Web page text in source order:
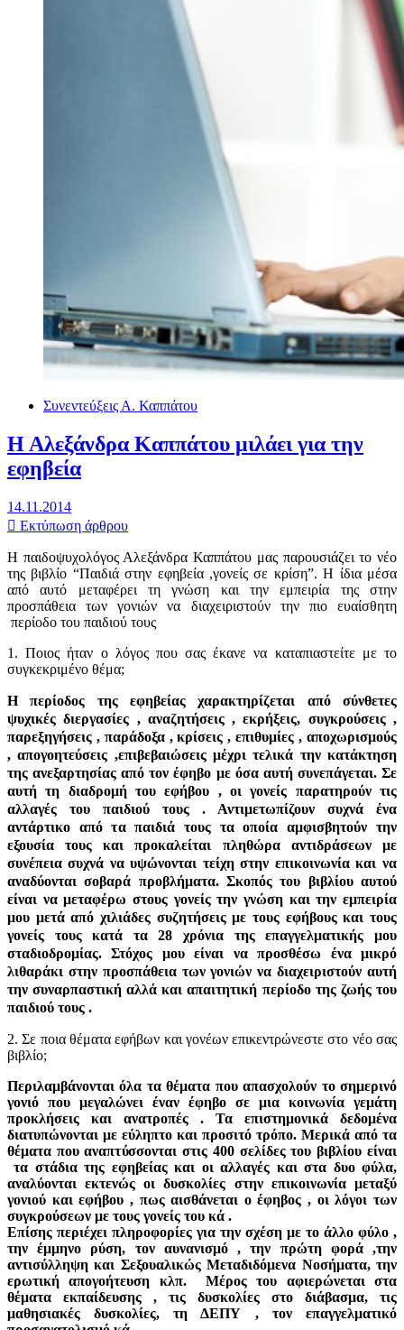
Συνεντεύξεις Α. Καππάτου
Η Αλεξάνδρα Καππάτου μιλάει για την
εφηβεία
14.11.2014
Εκτύπωση άρθρου
H παιδοψυχολόγος Αλεξάνδρα Καππάτου μας παρουσιάζει το νέο
της βιβλίο “Παιδιά στην εφηβεία ,γονείς σε κρίση”. Η ίδια μέσα
από αυτό μεταφέρει τη γνώση και την εμπειρία της στην
προσπάθεια των γονιών να διαχειριστούν την πιο ευαίσθητη
περίοδο του παιδιού τους
1. Ποιος ήταν ο λόγος που σας έκανε να καταπιαστείτε με το
συγκεκριμένο θέμα;
Η περίοδος της εφηβείας χαρακτηρίζεται από σύνθετες
ψυχικές διεργασίες , αναζητήσεις , εκρήξεις, συγκρούσεις ,
παρεξηγήσεις , παράδοξα , κρίσεις , επιθυμίες , αποχωρισμούς
, απογοητεύσεις ,επιβεβαιώσεις μέχρι τελικά την κατάκτηση
της ανεξαρτησίας από τον έφηβο με όσα αυτή συνεπάγεται. Σε
αυτή τη διαδρομή του εφήβου , οι γονείς παρατηρούν τις
αλλαγές του παιδιού τους . Αντιμετωπίζουν συχνά ένα
αντάρτικο από τα παιδιά τους τα οποία αμφισβητούν την
εξουσία τους και προκαλείται πληθώρα αντιδράσεων με
συνέπεια συχνά να υψώνονται τείχη στην επικοινωνία και να
αναδύονται σοβαρά προβλήματα. Σκοπός του βιβλίου αυτού
είναι να μεταφέρω στους γονείς την γνώση και την εμπειρία
μου μετά από χιλιάδες συζητήσεις με τους εφήβους και τους
γονείς τους κατά τα 28 χρόνια της επαγγελματικής μου
σταδιοδρομίας. Στόχος μου είναι να προσθέσω ένα μικρό
λιθαράκι στην προσπάθεια των γονιών να διαχειριστούν αυτή
την συναρπαστική αλλά και απαιτητική περίοδο της ζωής του
παιδιού τους .
2. Σε ποια θέματα εφήβων και γονέων επικεντρώνεστε στο νέο σας
βιβλίο;
Περιλαμβάνονται όλα τα θέματα που απασχολούν το σημερινό
γονιό που μεγαλώνει έναν έφηβο σε μια κοινωνία γεμάτη
προκλήσεις και ανατροπές . Τα επιστημονικά δεδομένα
διατυπώνονται με εύληπτο και προσιτό τρόπο. Μερικά από τα
θέματα που αναπτύσσονται στις 400 σελίδες του βιβλίου είναι
τα στάδια της εφηβείας και οι αλλαγές και στα δυο φύλα,
αναλύονται εκτενώς οι δυσκολίες στην επικοινωνία μεταξύ
γονιού και εφήβου , πως αισθάνεται ο έφηβος , οι λόγοι των
συγκρούσεων με τους γονείς του κά .
Επίσης περιέχει πληροφορίες για την σχέση με το άλλο φύλο ,
την έμμηνο ρύση, τον αυνανισμό , την πρώτη φορά ,την
αντισύλληψη και Σεξουαλικώς Μεταδιδόμενα Νοσήματα, την
ερωτική απογοήτευση κλπ. Μέρος του αφιερώνεται στα
θέματα εκπαίδευσης , τις δυσκολίες στο διάβασμα, τις
μαθησιακές δυσκολίες, τη ΔΕΠΥ , τον επαγγελματικό